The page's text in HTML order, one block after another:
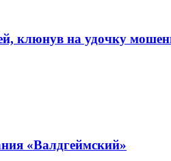
клюнув на удочку
«Валдгеймский»